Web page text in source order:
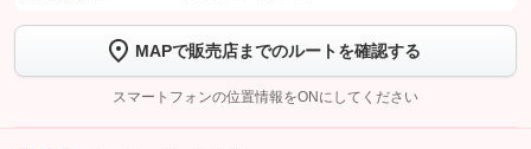
トーク画面で
ボタンをタップして問い合わせを
完了してください。
こちら
MAPで販売店までのルートを確認する
スマートフォンの位置情報をONにしてください